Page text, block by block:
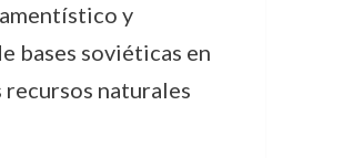
y
bases soviéticas en
naturales